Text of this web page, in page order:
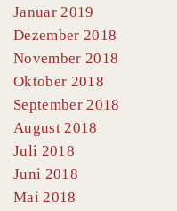
Januar 2019
Dezember 2018
November 2018
Oktober 2018
September 2018
August 2018
Juli 2018
Juni 2018
Mai 2018